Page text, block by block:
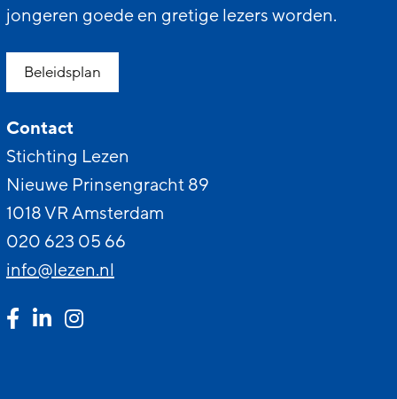
jongeren goede en gretige lezers worden.
Beleidsplan
Contact
Stichting Lezen
Nieuwe Prinsengracht 89
1018 VR Amsterdam
020 623 05 66
info@lezen.nl